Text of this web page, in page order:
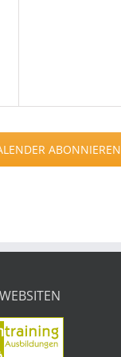
ABONNIEREN